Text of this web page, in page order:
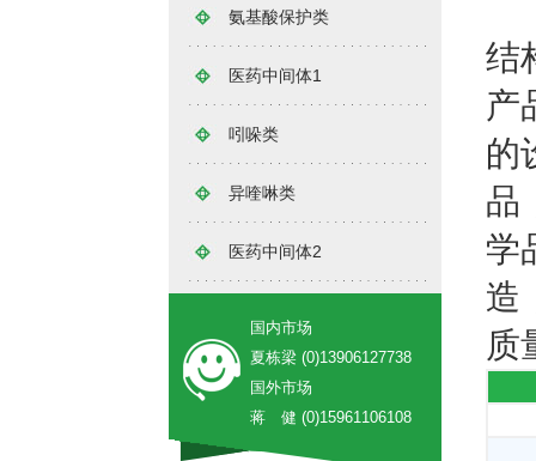
氨基酸保护类
医药中间体1
吲哚类
异喹啉类
医药中间体2
国内市场
夏栋梁 (0)13906127738
国外市场
蒋 健 (0)15961106108
结
产
的
品
学
造
质